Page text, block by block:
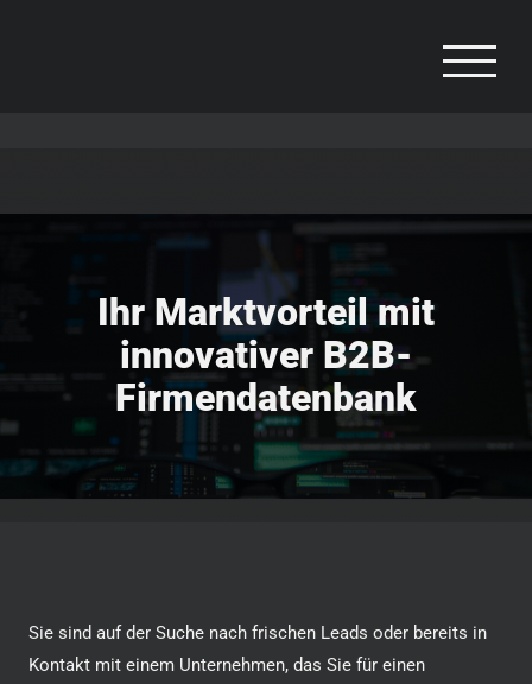
Ihr Marktvorteil mit
innovativer B2B-
Firmendatenbank
Sie sind auf der Suche nach frischen Leads oder bereits in
Kontakt mit einem Unternehmen, das Sie für einen